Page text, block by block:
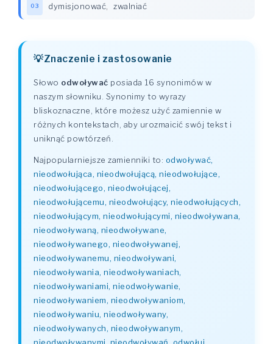
03 dymisjonować zwalniać
Znaczenie i zastosowanie
Słowo odwoływać posiada 16 synonimów w
naszym słowniku. Synonimy to wyrazy
bliskoznaczne, które możesz użyć zamiennie w
różnych kontekstach, aby urozmaicić swój tekst i
uniknąć powtórzeń.
Najpopularniejsze zamienniki to: odwoływać,
nieodwołująca, nieodwołującą, nieodwołujące,
nieodwołującego, nieodwołującej,
nieodwołującemu, nieodwołujący, nieodwołujących,
nieodwołującym, nieodwołującymi, nieodwoływana,
nieodwoływaną, nieodwoływane,
nieodwoływanego, nieodwoływanej,
nieodwoływanemu, nieodwoływani,
nieodwoływania, nieodwoływaniach,
nieodwoływaniami, nieodwoływanie,
nieodwoływaniem, nieodwoływaniom,
nieodwoływaniu, nieodwoływany,
nieodwoływanych, nieodwoływanym,